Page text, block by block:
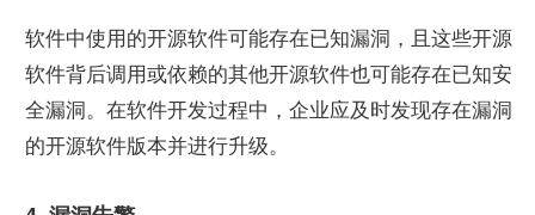
软件中使用的开源软件可能存在已知漏洞，且这些开源
软件背后调用或依赖的其他开源软件也可能存在已知安
全漏洞。在软件开发过程中，企业应及时发现存在漏洞
的开源软件版本并进行升级。